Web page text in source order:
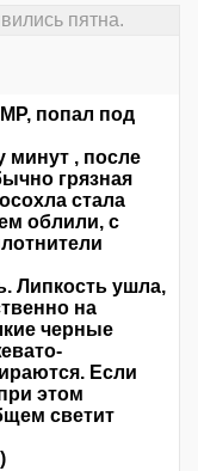
пятна.
попал под
минут , после
грязная
стала
облили, с
Липкость ушла,
на
черные
Если
этом
светит